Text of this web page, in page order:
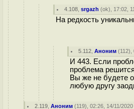
4.108 ,srgazh (ok), 17:02,
На редкость
5.112 ,Аноним (112),
И 443. Если
проблема
Вы же не будете
любую другу
2.119 ,Аноним (119), 02:26, 14/11/2020